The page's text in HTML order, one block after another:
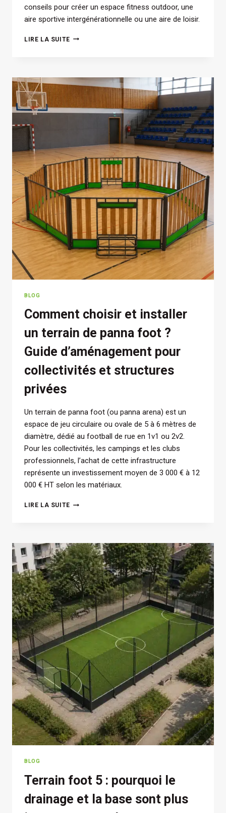
conseils pour créer un espace fitness outdoor, une
aire sportive intergénérationnelle ou une aire de loisir.
LIRE LA SUITECOMBIEN
FITNESS
EXTÉRIEURE
UNE
BLOG
Comment choisir et installer
un terrain de panna foot ?
Guide d’aménagement pour
collectivités et structures
privées
Un terrain de panna foot (ou panna arena) est un
espace de jeu circulaire ou ovale de 5 à 6 mètres de
diamètre, dédié au football de rue en 1v1 ou 2v2.
Pour les collectivités, les campings et les clubs
professionnels, l’achat de cette infrastructure
représente un investissement moyen de 3 000 € à 12
000 € HT selon les matériaux.
LIRE LA SUITECOMMENT
TERRAIN
DE
PANNA
FOOT
?
GUIDE
D’AMÉNAGEMENT
POUR
COLLECTIVITÉS
ET
PRIVÉES
BLOG
Terrain foot 5 : pourquoi le
drainage et la base sont plus